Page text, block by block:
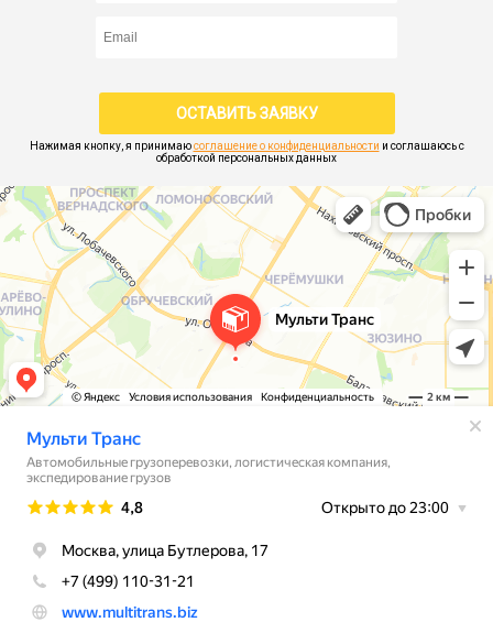
Нажимая кнопку, я принимаюсоглашение о конфиденциальности и соглашаюсь с
обработкой персональных данных